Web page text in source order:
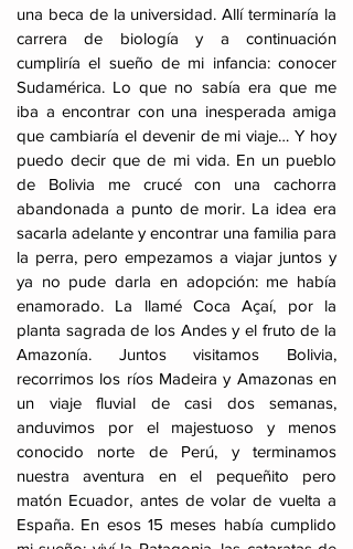
una beca de la universidad. Allí terminaría la
carrera de biología y a continuación
cumpliría el sueño de mi infancia: conocer
Sudamérica. Lo que no sabía era que me
iba a encontrar con una inesperada amiga
que cambiaría el devenir de mi viaje… Y hoy
puedo decir que de mi vida. En un pueblo
de Bolivia me crucé con una cachorra
abandonada a punto de morir. La idea era
sacarla adelante y encontrar una familia para
la perra, pero empezamos a viajar juntos y
ya no pude darla en adopción: me había
enamorado. La llamé Coca Açaí, por la
planta sagrada de los Andes y el fruto de la
Amazonía. Juntos visitamos Bolivia,
recorrimos los ríos Madeira y Amazonas en
un viaje fluvial de casi dos semanas,
anduvimos por el majestuoso y menos
conocido norte de Perú, y terminamos
nuestra aventura en el pequeñito pero
matón Ecuador, antes de volar de vuelta a
España. En esos 15 meses había cumplido